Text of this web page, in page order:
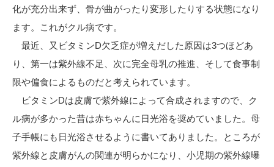
化が充分出来ず、骨が曲がったり変形したりする状態になり
ます。これがクル病です。
最近、又ビタミンD欠乏症が増えだした原因は3つほどあ
り、第一は紫外線不足、次に完全母乳の推進、そして食事制
限や偏食によるものだと考えられています。
ビタミンDは皮膚で紫外線によって合成されますので、ク
ル病が多かった昔は赤ちゃんに日光浴を奨めていました。母
子手帳にも日光浴させるように書いてありました。ところが
紫外線と皮膚がんの関連が明らかになり、小児期の紫外線曝